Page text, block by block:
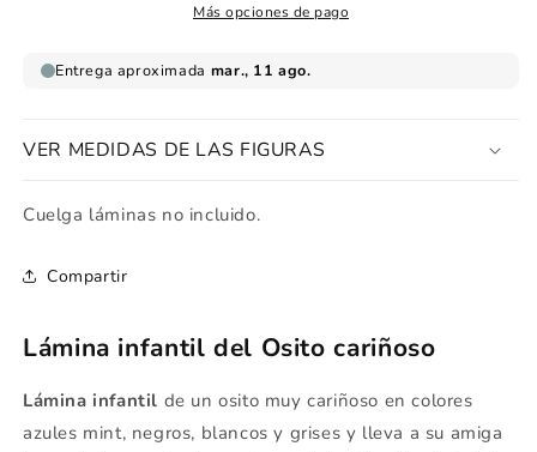
Más opciones de pago
VER MEDIDAS DE LAS FIGURAS
Cuelga láminas no incluido.
Compartir
Lámina infantil del Osito cariñoso
Lámina infantil de un osito muy cariñoso en colores
azules mint, negros, blancos y grises y lleva a su amiga